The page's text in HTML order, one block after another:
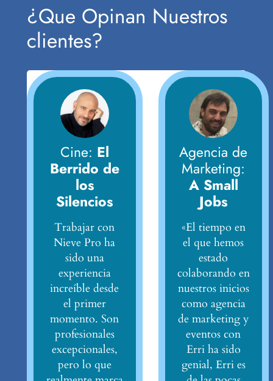
¿Que Opinan Nuestros
clientes?
Cine: El
Berrido de
los
Silencios
Trabajar con
Nieve Pro ha
sido una
experiencia
increíble desde
el primer
momento. Son
profesionales
excepcionales,
pero lo que
Agencia de
Marketing:
A Small
Jobs
«El tiempo en
el que hemos
estado
colaborando en
nuestros inicios
como agencia
de marketing y
eventos con
Erri ha sido
genial, Erri es